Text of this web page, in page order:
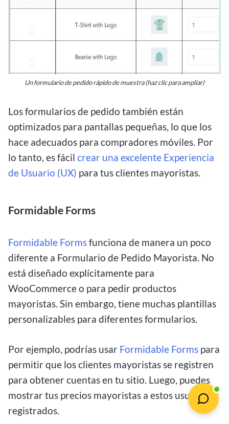
Un formulario de pedido rápido de muestra (haz clic para ampliar)
Los formularios de pedido también están
optimizados para pantallas pequeñas, lo que los
hace adecuados para compradores móviles. Por
lo tanto, es fácil crear una excelente Experiencia
de Usuario (UX) para tus clientes mayoristas.
Formidable Forms
Formidable Formsfunciona de manera un poco
diferente a Formulario de Pedido Mayorista. No
está diseñado explícitamente para
WooCommerce o para pedir productos
mayoristas. Sin embargo, tiene muchas plantillas
personalizables para diferentes formularios.
Por ejemplo, podrías usar Formidable Forms para
permitir que los clientes mayoristas se registren
para obtener cuentas en tu sitio. Luego, puedes
mostrar tus precios mayoristas a estos usuarios
registrados.